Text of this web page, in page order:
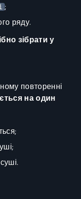
;
ряду.
зібрати у
повторенні
на один